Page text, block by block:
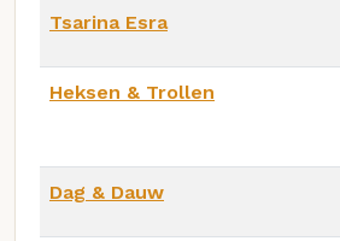
Tsarina Esra
Heksen & Trollen
Dag & Dauw